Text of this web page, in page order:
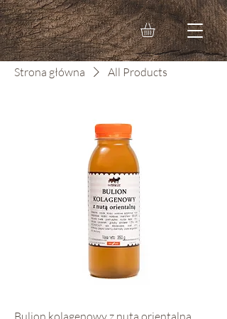
Strona główna All Products